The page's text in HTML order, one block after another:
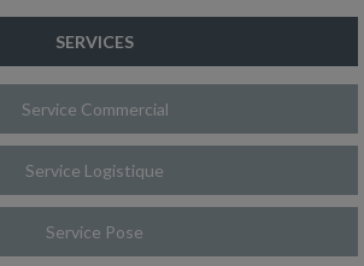
SERVICES
Service Commercial
Service Logistique
Service Pose